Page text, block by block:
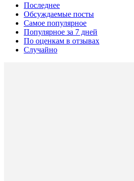
Последнее
Обсуждаемые посты
Самое популярное
Популярное за 7 дней
По оценкам в отзывах
Случайно